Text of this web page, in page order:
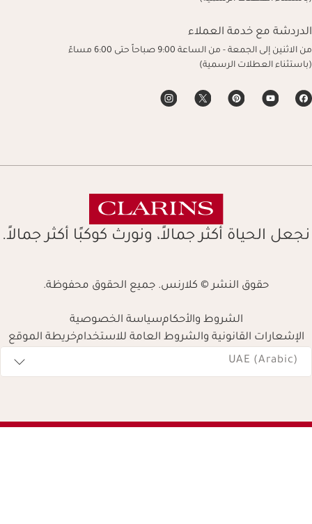
الدردشة مع خدمة العملاء
من الاثنين إلى الجمعة - من الساعة 9:00 صباحاً حتى 6:00 مساءً
(باستثناء العطلات الرسمية)
نجعل الحياة أكثر جمالاً، ونورث كوكبًا أكثر جمالاً.
حقوق النشر © كلارنس. جميع الحقوق محفوظة.
الشروط والأحكامسياسة الخصوصية
الإشعارات القانونية والشروط العامة للاستخدامخريطة الموقع
UAE (Arabic)